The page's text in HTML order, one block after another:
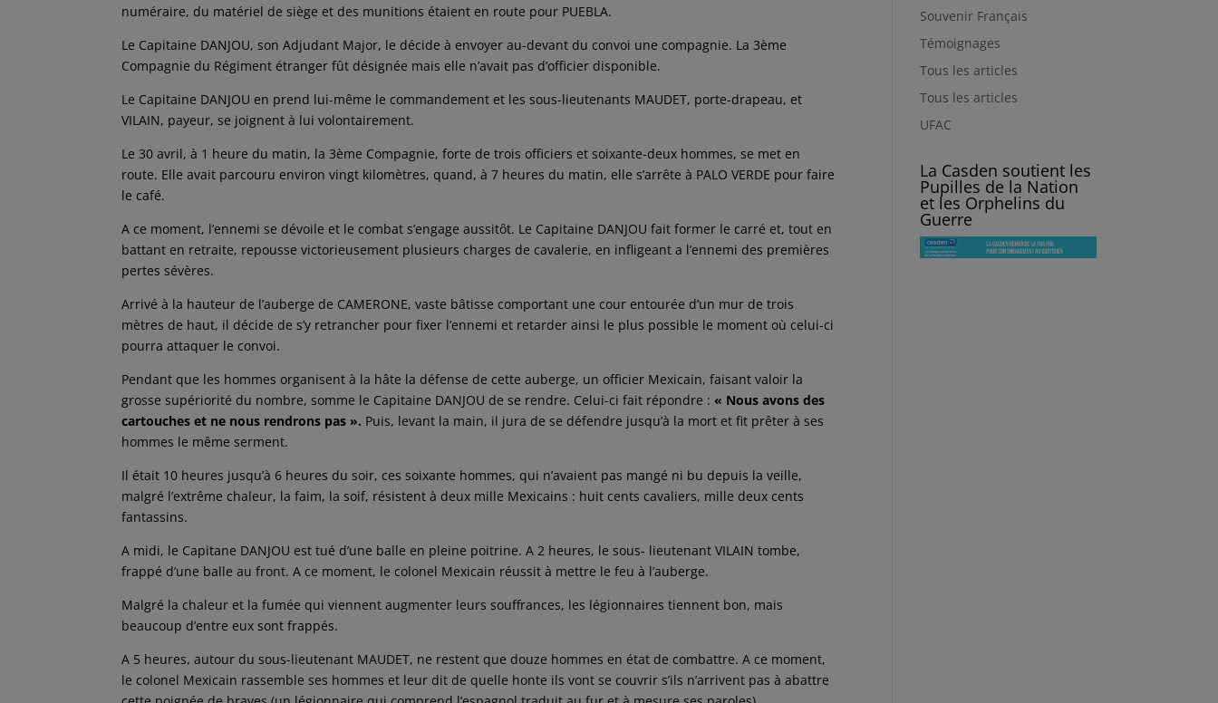
numéraire, du matériel de siège et des munitions étaient en route pour PUEBLA.
Le Capitaine DANJOU, son Adjudant Major, le décide à envoyer au-devant du convoi une compagnie. La 3ème
Compagnie du Régiment étranger fût désignée mais elle n’avait pas d’officier disponible.
Le Capitaine DANJOU en prend lui-même le commandement et les sous-lieutenants MAUDET, porte-drapeau, et
VILAIN, payeur, se joignent à lui volontairement.
Le 30 avril, à 1 heure du matin, la 3ème Compagnie, forte de trois officiers et soixante-deux hommes, se met en
route. Elle avait parcouru environ vingt kilomètres, quand, à 7 heures du matin, elle s’arrête à PALO VERDE pour faire
le café.
A ce moment, l’ennemi se dévoile et le combat s’engage aussitôt. Le Capitaine DANJOU fait former le carré et, tout en
battant en retraite, repousse victorieusement plusieurs charges de cavalerie, en infligeant a l’ennemi des premières
pertes sévères.
Arrivé à la hauteur de l’auberge de CAMERONE, vaste bâtisse comportant une cour entourée d’un mur de trois
mètres de haut, il décide de s’y retrancher pour fixer l’ennemi et retarder ainsi le plus possible le moment où celui-ci
pourra attaquer le convoi.
Pendant que les hommes organisent à la hâte la défense de cette auberge, un officier Mexicain, faisant valoir la
grosse supériorité du nombre, somme le Capitaine DANJOU de se rendre. Celui-ci fait répondre : « Nous avons des
cartouches et ne nous rendrons pas ». Puis, levant la main, il jura de se défendre jusqu’à la mort et fit prêter à ses
hommes le même serment.
Il était 10 heures jusqu’à 6 heures du soir, ces soixante hommes, qui n’avaient pas mangé ni bu depuis la veille,
malgré l’extrême chaleur, la faim, la soif, résistent à deux mille Mexicains : huit cents cavaliers, mille deux cents
fantassins.
A midi, le Capitane DANJOU est tué d’une balle en pleine poitrine. A 2 heures, le sous- lieutenant VILAIN tombe,
frappé d’une balle au front. A ce moment, le colonel Mexicain réussit à mettre le feu à l’auberge.
Malgré la chaleur et la fumée qui viennent augmenter leurs souffrances, les légionnaires tiennent bon, mais
beaucoup d’entre eux sont frappés.
A 5 heures, autour du sous-lieutenant MAUDET, ne restent que douze hommes en état de combattre. A ce moment,
le colonel Mexicain rassemble ses hommes et leur dit de quelle honte ils vont se couvrir s’ils n’arrivent pas à abattre
Souvenir Français
Témoignages
Tous les articles
Tous les articles
UFAC
La Casden soutient les
Pupilles de la Nation
et les Orphelins du
Guerre